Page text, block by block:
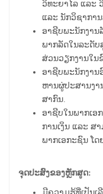
ວິທະຍາໄລ ແລະ
ແລະ ນັກວິຊາການ
ອາຊີບພະນັກງາ
ພາກລັດໃນລະດັບ
ສ່ວນວຽກງານໃນຂົ
ອາຊີບພະນັກງານ
ຫານຜູ່ປະສານງາ
ສາກົນ.
ອາຊີບໃນພາກເອ
ການເງິນ ແລະ ສ
ພາກເອກະຊົນ ໂດ
ຈຸດປະສົງຂອງຫຼັກສູດ: